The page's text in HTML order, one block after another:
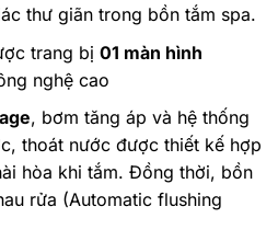
thư giãn trong bồn tắm spa.
trang bị 01 màn hình
nghệ cao
, bơm tăng áp và hệ thống
thoát nước được thiết kế hợp
hòa khi tắm. Đồng thời, bồn
rửa (Automatic flushing